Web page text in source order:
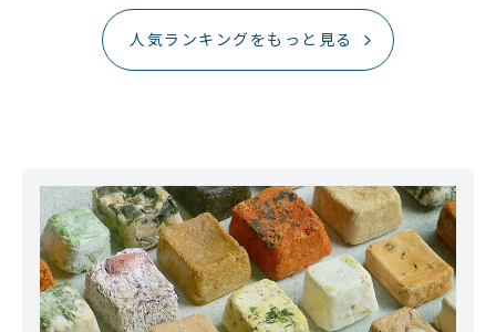
人気ランキングをもっと見る